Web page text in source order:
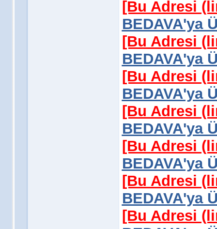
[Bu Adresi
BEDAVA'ya
[Bu Adresi
BEDAVA'ya
[Bu Adresi
BEDAVA'ya
[Bu Adresi
BEDAVA'ya
[Bu Adresi
BEDAVA'ya
[Bu Adresi
BEDAVA'ya
[Bu Adresi